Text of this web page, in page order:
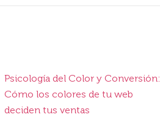
Psicología del Color y Conversión:
Cómo los colores de tu web
deciden tus ventas